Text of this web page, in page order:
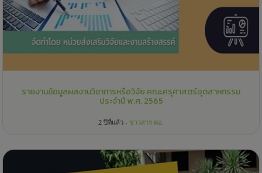
รายงานข้อมูลผลงานวิชาการหรือวิจัย คณะครุศาสตร์อุตสาหกรรม
ประจำปี พ.ศ. 2565
2 ปีที่แล้ว - ข่าวสาร คอ.